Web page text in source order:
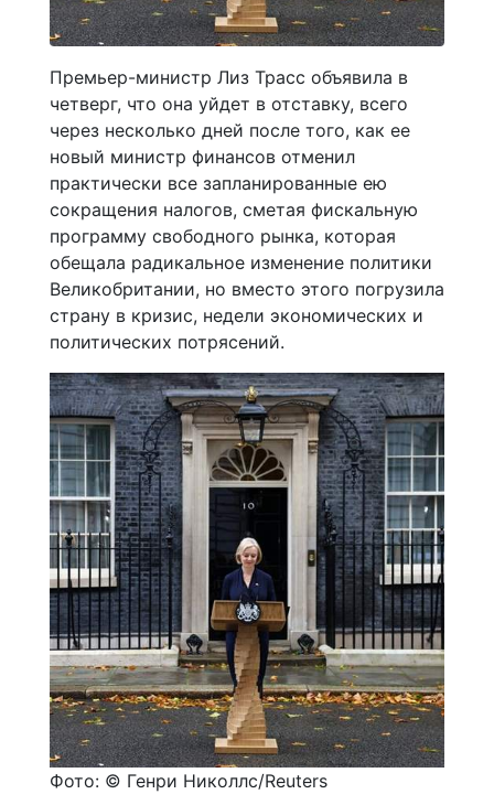
Премьер-министр Лиз Трасс объявила в
четверг, что она уйдет в отставку, всего
через несколько дней после того, как ее
новый министр финансов отменил
практически все запланированные ею
сокращения налогов, сметая фискальную
программу свободного рынка, которая
обещала радикальное изменение политики
Великобритании, но вместо этого погрузила
страну в кризис, недели экономических и
политических потрясений.
Фото: © Генри Николлс/Reuters